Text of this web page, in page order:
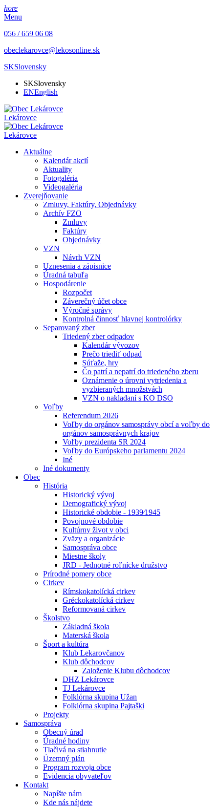
hore
Menu
056 / 659 06 08
obeclekarovce@lekosonline.sk
SKSlovensky
SKSlovensky
ENEnglish
Lekárovce
Lekárovce
Aktuálne
Kalendár akcií
Aktuality
Fotogaléria
Videogaléria
Zverejňovanie
Zmluvy, Faktúry, Objednávky
Archív FZO
Zmluvy
Faktúry
Objednávky
VZN
Návrh VZN
Uznesenia a zápisnice
Úradná tabuľa
Hospodárenie
Rozpočet
Záverečný účet obce
Výročné správy
Kontrolná činnosť hlavnej kontrolórky
Separovaný zber
Triedený zber odpadov
Kalendár vývozov
Prečo triediť odpad
Súťaže, hry
Čo patrí a nepatrí do triedeného zberu
Oznámenie o úrovni vytriedenia a
vyzbieraných množstvách
VZN o nakladaní s KO DSO
Voľby
Referendum 2026
Voľby do orgánov samosprávy obcí a voľby do
orgánov samosprávnych krajov
Voľby prezidenta SR 2024
Voľby do Európskeho parlamentu 2024
Iné
Iné dokumenty
Obec
História
Historický vývoj
Demografický vývoj
Historické obdobie - 1939⁄1945
Povojnové obdobie
Kultúrny život v obci
Zväzy a organizácie
Samospráva obce
Miestne školy
JRD - Jednotné roľnícke družstvo
Prírodné pomery obce
Cirkev
Rímskokatolícká cirkev
Gréckokatolícká cirkev
Reformovaná cirkev
Školstvo
Základná škola
Materská škola
Šport a kultúra
Klub Lekarovčanov
Klub dôchodcov
Založenie Klubu dôchodcov
DHZ Lekárovce
TJ Lekárovce
Folklórna skupina Užan
Folklórna skupina Pajtaški
Projekty
Samospráva
Obecný úrad
Úradné hodiny
Tlačivá na stiahnutie
Územný plán
Program rozvoja obce
Evidencia obyvateľov
Kontakt
Napíšte nám
Kde nás nájdete